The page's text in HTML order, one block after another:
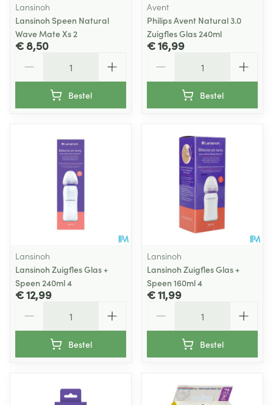
Lansinoh
Lansinoh Speen Natural
Wave Mate Xs 2
€ 8,50
Bestel
Avent
Philips Avent Natural 3.0
Zuigfles Glas 240ml
€ 16,99
Bestel
Lansinoh
Lansinoh Zuigfles Glas +
Speen 240ml 4
€ 12,99
Bestel
Lansinoh
Lansinoh Zuigfles Glas +
Speen 160ml 4
€ 11,99
Bestel